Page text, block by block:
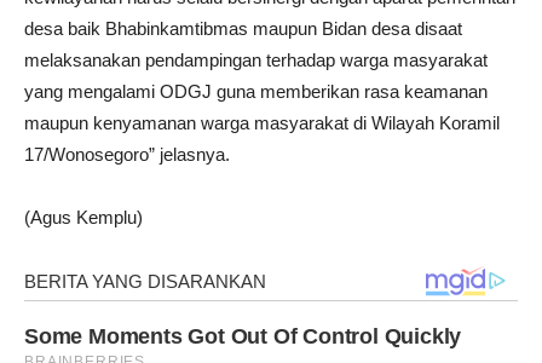
desa baik Bhabinkamtibmas maupun Bidan desa disaat
melaksanakan pendampingan terhadap warga masyarakat
yang mengalami ODGJ guna memberikan rasa keamanan
maupun kenyamanan warga masyarakat di Wilayah Koramil
17/Wonosegoro” jelasnya.
(Agus Kemplu)